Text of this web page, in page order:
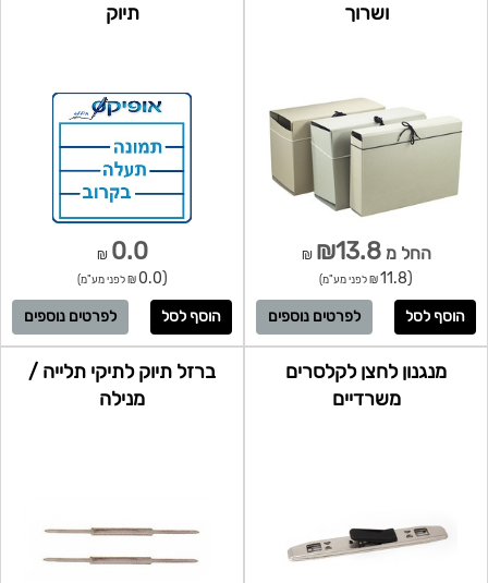
ושרוך
החל מ₪13.8
₪
(11.8 ₪ לפני מע"מ)
לפרטים נוספים
תיוק
0.0
₪
(0.0 ₪ לפני מע"מ)
לפרטים נוספים
מנגנון לחצן לקלסרים
משרדיים
ברזל תיוק לתיקי תלייה /
מנילה